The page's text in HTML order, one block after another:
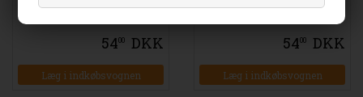
Clearspring
5400 DKK
Læg i indkøbsvognen
5400 DKK
Læg i indkøbsvognen